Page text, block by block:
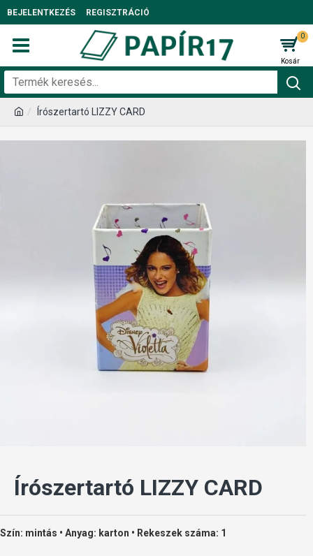
BEJELENTKEZÉS REGISZTRÁCIÓ
0
Írószertartó LIZZY CARD
Írószertartó LIZZY CARD
Szín: mintás • Anyag: karton • Rekeszek száma: 1